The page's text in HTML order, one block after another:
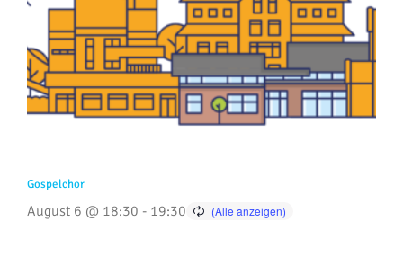
Gospelchor
August 6 @ 18:30 - 19:30